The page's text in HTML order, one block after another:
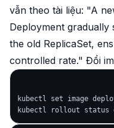
vẫn theo tài liệu: "A
Deployment gradually
the old ReplicaSet,
controlled rate." Đổi
kubectl set image